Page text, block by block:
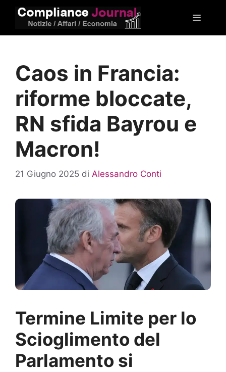
Menu
Caos in Francia:
riforme bloccate,
RN sfida Bayrou e
Macron!
21 Giugno 2025 di Alessandro Conti
Termine Limite per lo
Scioglimento del
Parlamento si